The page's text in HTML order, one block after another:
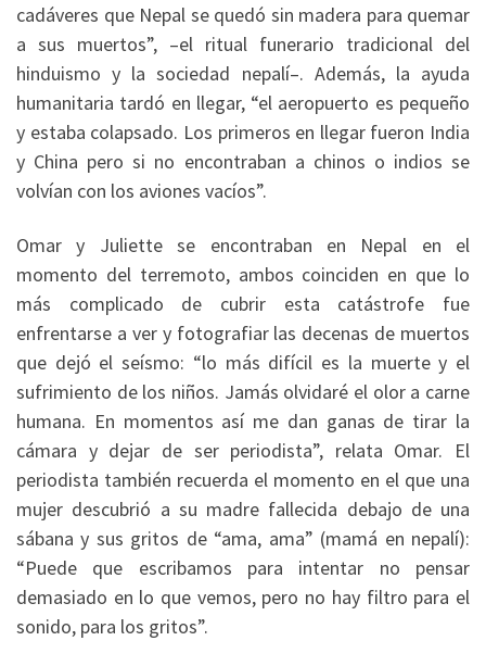
cadáveres que Nepal se quedó sin madera para quemar
a sus muertos”, –el ritual funerario tradicional del
hinduismo y la sociedad nepalí–. Además, la ayuda
humanitaria tardó en llegar, “el aeropuerto es pequeño
y estaba colapsado. Los primeros en llegar fueron India
y China pero si no encontraban a chinos o indios se
volvían con los aviones vacíos”.
Omar y Juliette se encontraban en Nepal en el
momento del terremoto, ambos coinciden en que lo
más complicado de cubrir esta catástrofe fue
enfrentarse a ver y fotografiar las decenas de muertos
que dejó el seísmo: “lo más difícil es la muerte y el
sufrimiento de los niños. Jamás olvidaré el olor a carne
humana. En momentos así me dan ganas de tirar la
cámara y dejar de ser periodista”, relata Omar. El
periodista también recuerda el momento en el que una
mujer descubrió a su madre fallecida debajo de una
sábana y sus gritos de “ama, ama” (mamá en nepalí):
“Puede que escribamos para intentar no pensar
demasiado en lo que vemos, pero no hay filtro para el
sonido, para los gritos”.